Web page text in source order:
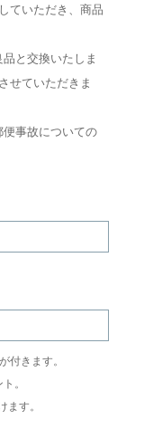
ていただき、商品
と交換いたしま
せていただきま
事故についての
付きます。
。
ます。